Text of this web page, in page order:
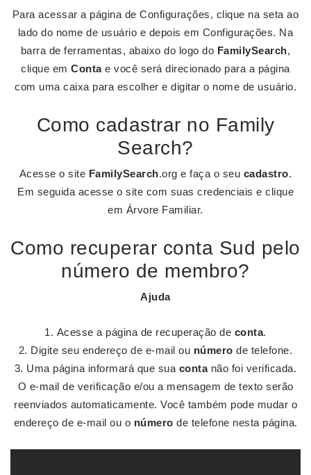
Para acessar a página de Configurações, clique na seta ao
lado do nome de usuário e depois em Configurações. Na
barra de ferramentas, abaixo do logo do FamilySearch,
clique emContae você será direcionado para a página
com uma caixa para escolher e digitar o nome de usuário.
Como cadastrar no Family
Search?
Acesse o site FamilySearch.org e faça o seu cadastro.
Em seguida acesse o site com suas credenciais e clique
em Árvore Familiar.
Como recuperar conta Sud pelo
número de membro?
Ajuda
Acesse a página de recuperação de conta.
Digite seu endereço de e-mail ou número de telefone.
Uma página informará que sua contanão foi verificada.
O e-mail de verificação e/ou a mensagem de texto serão
reenviados automaticamente. Você também pode mudar o
endereço de e-mail ou o número de telefone nesta página.